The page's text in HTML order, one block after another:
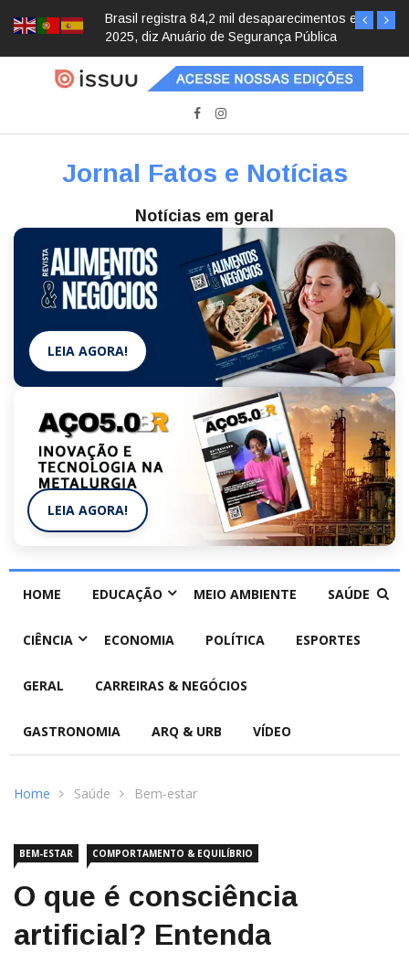
Brasil registra 84,2 mil desaparecimentos em
2025, diz Anuário de Segurança Pública
Jornal Fatos e Notícias
Notícias em geral
LEIA AGORA!
LEIA AGORA!
HOME EDUCAÇÃO MEIO AMBIENTE SAÚDE
CIÊNCIA ECONOMIA POLÍTICA ESPORTES
GERAL CARREIRAS & NEGÓCIOS
GASTRONOMIA ARQ & URB VÍDEO
Home Saúde Bem-estar
BEM-ESTAR COMPORTAMENTO & EQUILÍBRIO
O que é consciência
artificial? Entenda